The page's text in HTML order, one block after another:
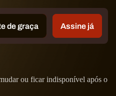
ou ficar indisponível após o